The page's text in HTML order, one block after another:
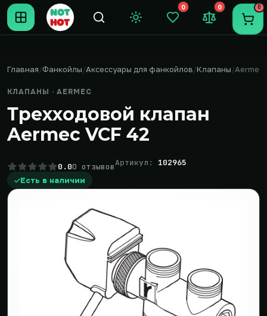
Темная тема
0
Закладки (0)
0
Сравнение
0
Главная Фанкойлы Аксессуары для фанкойлов Клапаны Aermec
КЛАПАНЫ · AERMEC
Трехходовой клапан
Aermec VCF 42
0.00 отзывовАртикул: 102965
Есть в наличии